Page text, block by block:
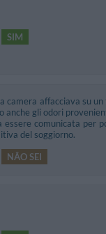
SIM
camera affacciava su
gli odori
comunicata per
del soggiorno.
NÃO SEI